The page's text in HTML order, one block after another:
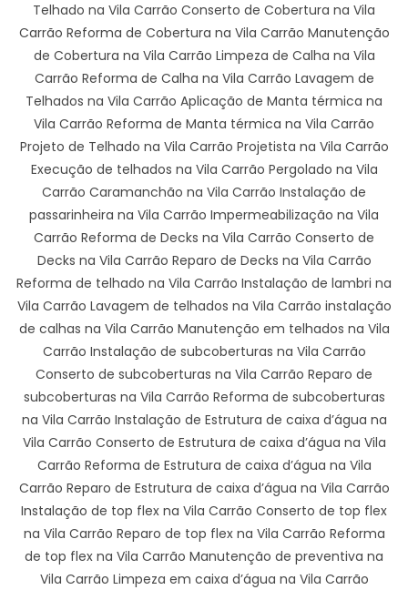
Telhado na Vila Carrão Conserto de Cobertura na Vila
Carrão Reforma de Cobertura na Vila Carrão Manutenção
de Cobertura na Vila Carrão Limpeza de Calha na Vila
Carrão Reforma de Calha na Vila Carrão Lavagem de
Telhados na Vila Carrão Aplicação de Manta térmica na
Vila Carrão Reforma de Manta térmica na Vila Carrão
Projeto de Telhado na Vila Carrão Projetista na Vila Carrão
Execução de telhados na Vila Carrão Pergolado na Vila
Carrão Caramanchão na Vila Carrão Instalação de
passarinheira na Vila Carrão Impermeabilização na Vila
Carrão Reforma de Decks na Vila Carrão Conserto de
Decks na Vila Carrão Reparo de Decks na Vila Carrão
Reforma de telhado na Vila Carrão Instalação de lambri na
Vila Carrão Lavagem de telhados na Vila Carrão instalação
de calhas na Vila Carrão Manutenção em telhados na Vila
Carrão Instalação de subcoberturas na Vila Carrão
Conserto de subcoberturas na Vila Carrão Reparo de
subcoberturas na Vila Carrão Reforma de subcoberturas
na Vila Carrão Instalação de Estrutura de caixa d’água na
Vila Carrão Conserto de Estrutura de caixa d’água na Vila
Carrão Reforma de Estrutura de caixa d’água na Vila
Carrão Reparo de Estrutura de caixa d’água na Vila Carrão
Instalação de top flex na Vila Carrão Conserto de top flex
na Vila Carrão Reparo de top flex na Vila Carrão Reforma
de top flex na Vila Carrão Manutenção de preventiva na
Vila Carrão Limpeza em caixa d’água na Vila Carrão